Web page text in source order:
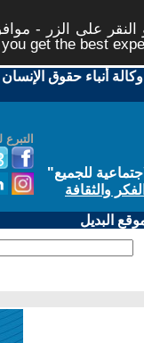
على الزر -
get the best
وكالة أنباء حقوق الإنسان
للجميع"
والثقافة
البديل